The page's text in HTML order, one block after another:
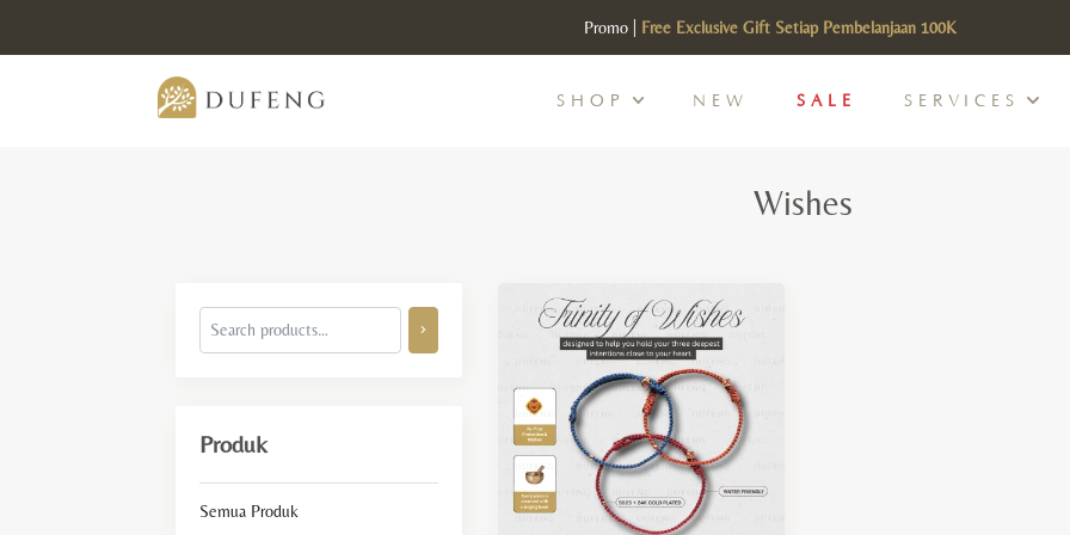
Promo | Free Exclusive Gift Setiap Pembelanjaan 100K
SHOP NEW SALE SERVICES
Wishes
Produk
Semua Produk